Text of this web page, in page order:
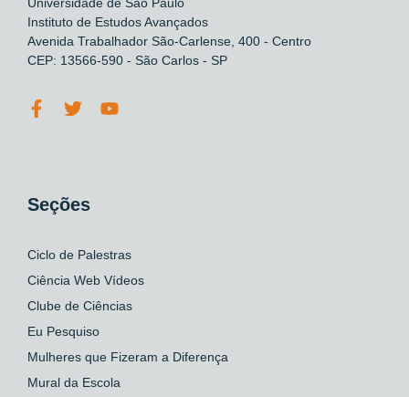
Instituto de Estudos Avançados
Avenida Trabalhador São-Carlense, 400 - Centro
CEP: 13566-590 - São Carlos - SP
Seções
Ciclo de Palestras
Ciência Web Vídeos
Clube de Ciências
Eu Pesquiso
Mulheres que Fizeram a Diferença
Mural da Escola